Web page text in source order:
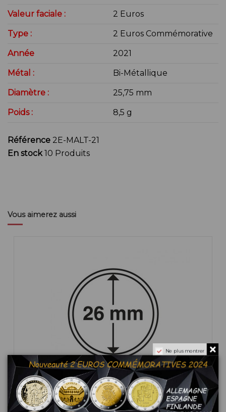
Valeur faciale : 2 Euros
Type : 2 Euros Commémorative
Année 2021
Métal : Bi-Métallique
Diamètre : 25,75 mm
Poids : 8,5 g
Référence 2E-MALT-21
En stock 10 Produits
Vous aimerez aussi
10 Capsules pour monnaie 26 mm
Ne plus montrer